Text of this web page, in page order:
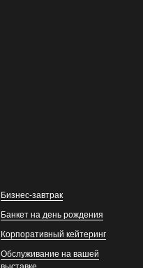
Бизнес-завтрак
Банкет на день рождения
Корпоративный кейтеринг
Обслуживание на вашей